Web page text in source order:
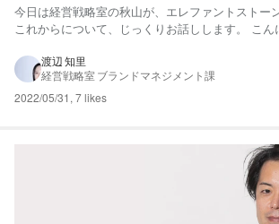
今日は経営戦略室の秋山が、エレファントストー
これからについて、じっくりお話しします。 こんにちは！経営戦略室
卒採用のエントリー受付を開始しました！（絶賛
す。5月31日現在） そこで、この機会に弊社に興味
渡辺 知里
経営戦略室 ブランドマネジメント課
2022/05/31 ,7 likes